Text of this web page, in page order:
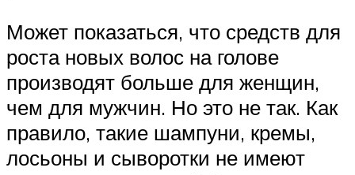
Может показаться, что средств для
роста новых волос на голове
производят больше для женщин,
чем для мужчин. Но это не так. Как
правило, такие шампуни, кремы,
лосьоны и сыворотки не имеют